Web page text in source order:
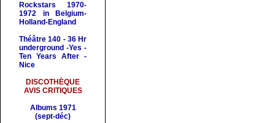
Rockstars 1970-
1972 in Belgium-
Holland-England
Théâtre 140 - 36 Hr
underground -Yes -
Ten Years After -
Nice
DISCOTHÈQUE
AVIS CRITIQUES
Albums 1971
(sept-déc)